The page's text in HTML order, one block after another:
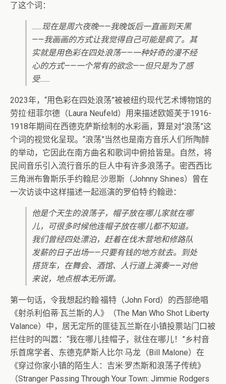
了这个词：
……现在是周六夜晚——我晚饭后一直画到天黑
——我画画的方式让我觉得自己可能是疯了。其
实就是用色彩在四处浪荡——一种好奇的漫不经
心的方式——一个常有的欲念——但只是为了感
受……
2023年，“用色彩在四处浪荡”被被纽约现代艺术博物馆的
劳拉·纽菲尔德（Laura Neufeld）用来描述欧姬芙于1916-
1918年期间在西德克萨斯绘制的水彩画，算是对“浪荡”这
个词的视觉化呈现。“浪荡”当然也是南方音乐人们所陶醉
的举动，它因此在南方曲名和歌词中俯拾皆是。自然，将
民间音乐引入流行音乐的巨人中有许多浪荡子。密西西比
三角洲布鲁斯乐手约翰尼·沙恩斯（Johnny Shines）曾在
一次访谈中这样描述一起巡演的罗伯特·约翰逊：
他是个天生的浪荡子，帽子放在哪儿家就在哪
儿，可很多时候他连帽子放在哪儿都不知道。
我们曾经四处漂泊，赶着在伐木营地和修路队
发薪的日子出场——只要有钱的地方就去。到处
搭货车，在舞会、酒馆、人行道上演奏——对他
来说，地点根本无所谓。
第一句话，令我想起约翰·福特（John Ford）的西部绝唱
《射杀利伯蒂·瓦兰斯的人》（The Man Who Shot Liberty
Valance）中，居无定所的匪徒瓦兰斯在小镇投票站门口被
拦住时的叫嚣：“我在哪儿挂帽子，就住在哪儿！”乡村音
乐首席学者、东德克萨斯人比尔·马龙（Bill Malone）在
《穿过你家小镇的陌生人：吉米·罗杰斯和浪荡子传统》
（Stranger Passing Through Your Town: Jimmie Rodgers